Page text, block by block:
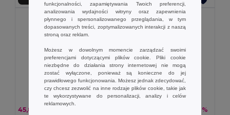
45,87 zł -36%
funkcjonalności, zapamiętywania Twoich preferencji,
analizowania wydajności witryny oraz zapewnienia
płynnego i spersonalizowanego przeglądania, w tym
dopasowanych treści, zoptymalizowanych interakcji z naszą
stroną oraz reklam.
Możesz w dowolnym momencie zarządzać swoimi
preferencjami dotyczącymi plików cookie. Pliki cookie
niezbędne do działania strony internetowej nie mogą
zostać wyłączone, ponieważ są konieczne do jej
prawidłowego funkcjonowania. Możesz jednak zdecydować,
czy chcesz zezwolić na inne rodzaje plików cookie, takie jak
te wykorzystywane do personalizacji, analizy i celów
reklamowych.